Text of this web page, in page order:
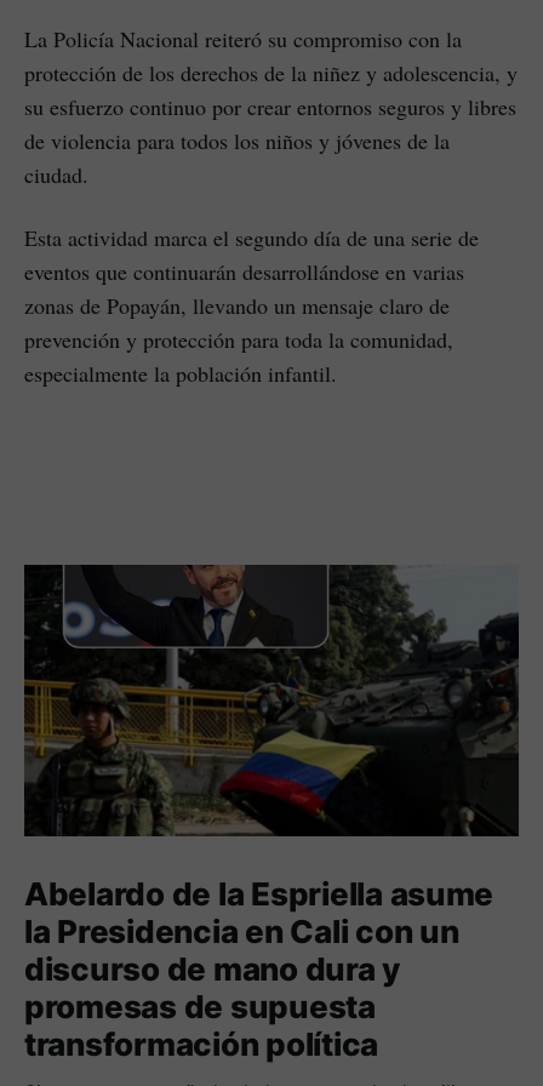
La Policía Nacional reiteró su compromiso con la
protección de los derechos de la niñez y adolescencia, y
su esfuerzo continuo por crear entornos seguros y libres
de violencia para todos los niños y jóvenes de la
ciudad.
Esta actividad marca el segundo día de una serie de
eventos que continuarán desarrollándose en varias
zonas de Popayán, llevando un mensaje claro de
prevención y protección para toda la comunidad,
especialmente la población infantil.
Abelardo de la Espriella asume
la Presidencia en Cali con un
discurso de mano dura y
promesas de supuesta
transformación política